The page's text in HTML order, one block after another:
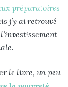
préparatoires
j’y ai retrouvé
le livre, un peu